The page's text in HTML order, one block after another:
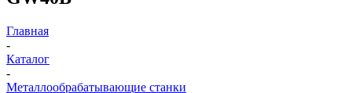
Главная
-
Каталог
-
Металлообрабатывающие станки